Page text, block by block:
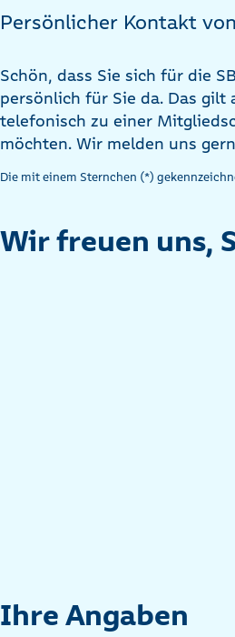
Persönlicher Kontakt
Schön, dass Sie sich für die
persönlich für Sie da. Das gilt
telefonisch zu einer
möchten. Wir melden uns
Die mit einem Sternchen (*)
Wir freuen uns,
Ihre Angaben